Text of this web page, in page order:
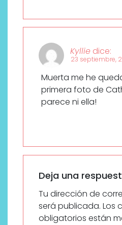
Kyllie dice:
23 septiembre,
Muerta me he
primera foto de
parece ni ella!
Deja una
Tu dirección de
será publicada. Los
obligatorios están